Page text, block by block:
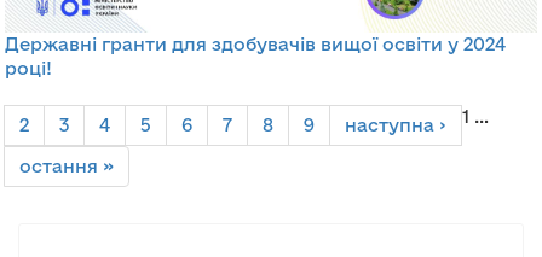
Державні гранти для здобувачів вищої освіти у 2024
році!
Сторінки 1
2 3 4 5 6 7 8 9 …
наступна ›
остання »